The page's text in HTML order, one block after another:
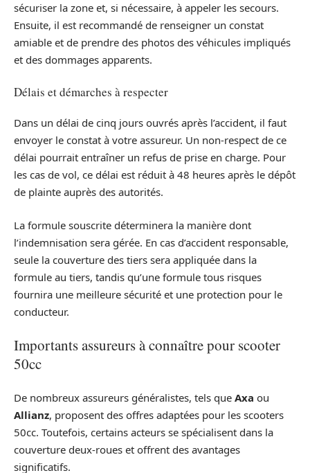
sécuriser la zone et, si nécessaire, à appeler les secours.
Ensuite, il est recommandé de renseigner un constat
amiable et de prendre des photos des véhicules impliqués
et des dommages apparents.
Délais et démarches à respecter
Dans un délai de cinq jours ouvrés après l’accident, il faut
envoyer le constat à votre assureur. Un non-respect de ce
délai pourrait entraîner un refus de prise en charge. Pour
les cas de vol, ce délai est réduit à 48 heures après le dépôt
de plainte auprès des autorités.
La formule souscrite déterminera la manière dont
l’indemnisation sera gérée. En cas d’accident responsable,
seule la couverture des tiers sera appliquée dans la
formule au tiers, tandis qu’une formule tous risques
fournira une meilleure sécurité et une protection pour le
conducteur.
Importants assureurs à connaître pour scooter
50cc
De nombreux assureurs généralistes, tels que Axa ou
Allianz, proposent des offres adaptées pour les scooters
50cc. Toutefois, certains acteurs se spécialisent dans la
couverture deux-roues et offrent des avantages
significatifs.